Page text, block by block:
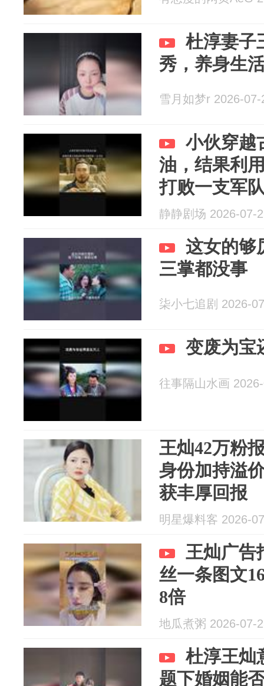
杜淳妻子
秀，养身生
雪月如梦r 2026-07-
小伙穿越
油，结果利
打败一支军
静静剧场 2026-07-
这女的够
三掌都没事
柒小七追剧 2026-
变废为宝
往事隔山水画
王灿42万粉
身份加持溢
获丰厚回报
明星爆料客 2026-
王灿广告
丝一条图文
8倍
地瓜煮粥 2026-07-
杜淳王灿
题下婚姻能